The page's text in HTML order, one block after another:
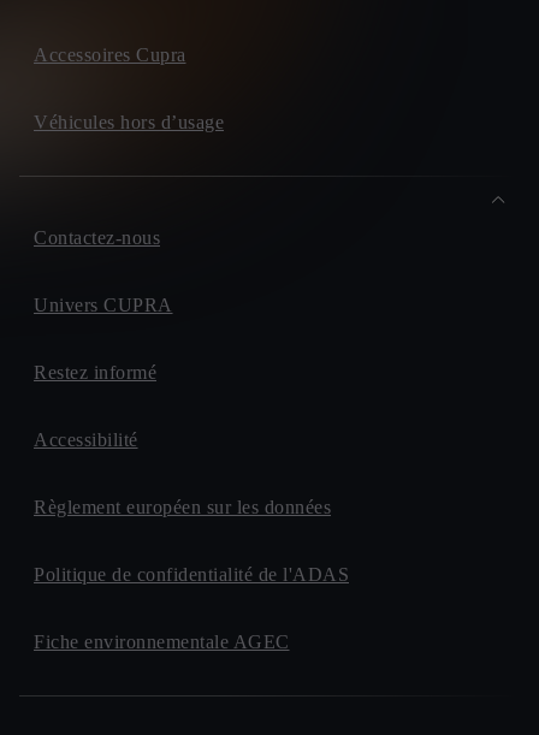
Accessoires Cupra
Véhicules hors d’usage
Contactez-nous
Univers CUPRA
Restez informé
Accessibilité
Règlement européen sur les données
Politique de confidentialité de l'ADAS
Fiche environnementale AGEC